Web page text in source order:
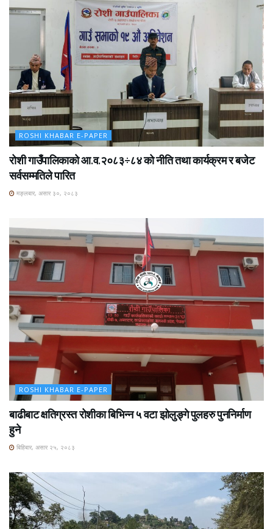
ROSHI KHABAR E-PAPER
रोशी गाउँपालिकाको आ.व.२०८३÷८४ को नीति तथा कार्यक्रम र बजेट
सर्वसम्मतिले पारित
मङ्लबार, असार ३०, २०८३
ROSHI KHABAR E-PAPER
बाढीबाट क्षतिग्रस्त रोशीका बिभिन्न ५ वटा झोलुङ्गे पुलहरु पुननिर्माण
हुने
बिहिबार, असार २५, २०८३